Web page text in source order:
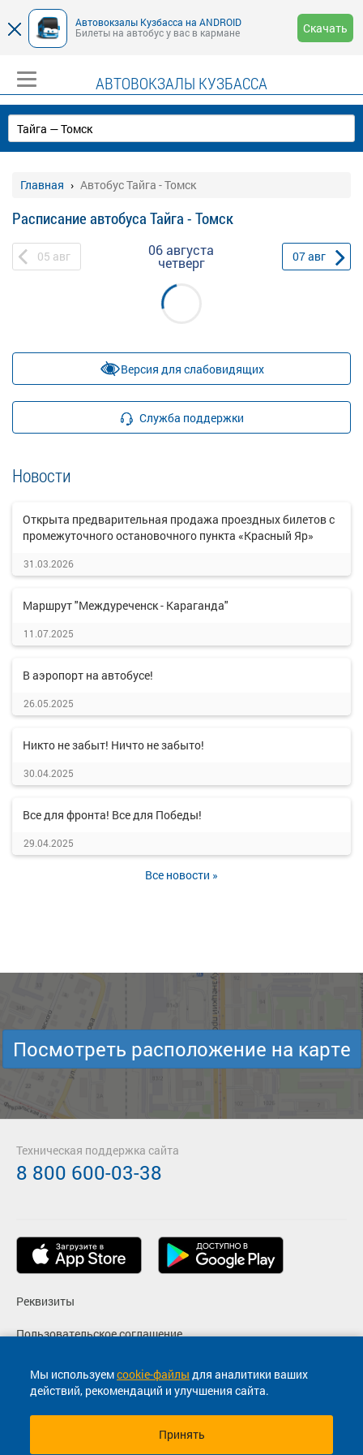
Автовокзалы Кузбасса на ANDROID
Билеты на автобус у вас в кармане
Скачать
АВТОВОКЗАЛЫ КУЗБАССА
Главная Автобус Тайга - Томск
Расписание автобуса Тайга - Томск
05 авг 06 августа
четверг 07авг
Версия для слабовидящих
Служба поддержки
Новости
Открыта предварительная продажа проездных билетов с
промежуточного остановочного пункта «Красный Яр»
31.03.2026
Маршрут "Междуреченск - Караганда"
11.07.2025
В аэропорт на автобусе!
26.05.2025
Никто не забыт! Ничто не забыто!
30.04.2025
Все для фронта! Все для Победы!
29.04.2025
Все новости »
Мы используемcookie-файлы для аналитики ваших
действий, рекомендаций и улучшения сайта.
Принять
Посмотреть расположение на карте
Реквизиты
Пользовательское соглашение
Политика конфиденциальности
Согласие на маркетинговые сообщения
Техническая поддержка сайта
8 800 600-03-38
© 2013-2026, ООО "Капитал"- Онлайн сервис продажи